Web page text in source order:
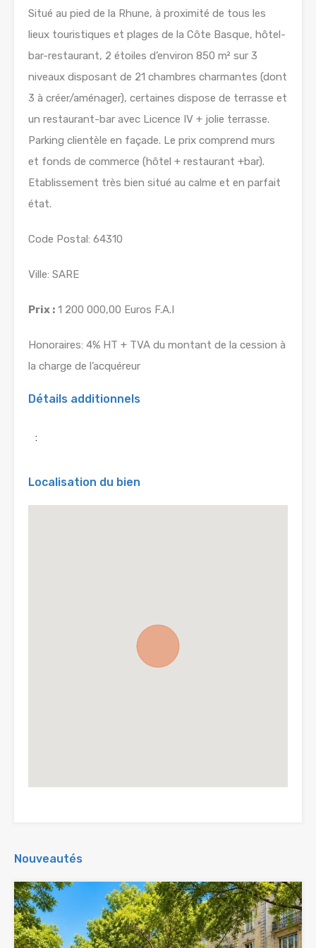
Situé au pied de la Rhune, à proximité de tous les
lieux touristiques et plages de la Côte Basque, hôtel-
bar-restaurant, 2 étoiles d’environ 850 m² sur 3
niveaux disposant de 21 chambres charmantes (dont
3 à créer/aménager), certaines dispose de terrasse et
un restaurant-bar avec Licence IV + jolie terrasse.
Parking clientèle en façade. Le prix comprend murs
et fonds de commerce (hôtel + restaurant +bar).
Etablissement très bien situé au calme et en parfait
état.
Code Postal: 64310
Ville: SARE
Prix : 1 200 000,00 Euros F.A.I
Honoraires: 4% HT + TVA du montant de la cession à
la charge de l’acquéreur
Détails additionnels
:
Localisation du bien
Nouveautés